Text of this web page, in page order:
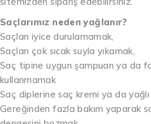
Saçlarımız neden yağlanır?
Saçları iyice durulamamak,
Saçları çok sıcak suyla yıkamak,
Saç tipine uygun şampuan ya da
kullanmamak
Saç diplerine saç kremi ya da
Gereğinden fazla bakım yaparak